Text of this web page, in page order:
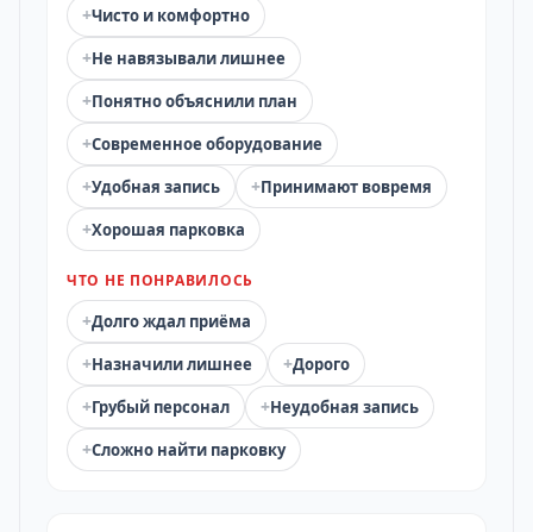
+Чисто и комфортно
+Не навязывали лишнее
+Понятно объяснили план
+Современное оборудование
+Удобная запись +Принимают вовремя
+Хорошая парковка
ЧТО НЕ ПОНРАВИЛОСЬ
+Долго ждал приёма
+Назначили лишнее +Дорого
+Грубый персонал +Неудобная запись
+Сложно найти парковку